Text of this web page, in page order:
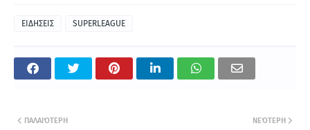
ΕΙΔΗΣΕΙΣ SUPERLEAGUE
ΝΕΌΤΕΡΗ
ΠΑΛΑΙΌΤΕΡΗ